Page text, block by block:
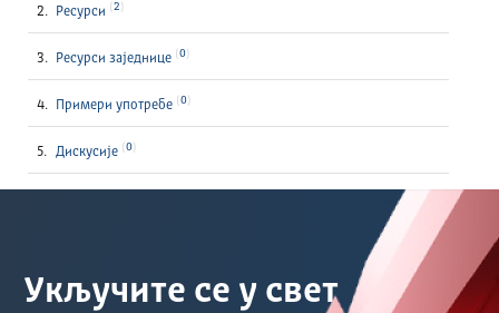
Ресурси 2
Ресурси заједнице 0
Примери употребе 0
Дискусије 0
Укључите се у свет